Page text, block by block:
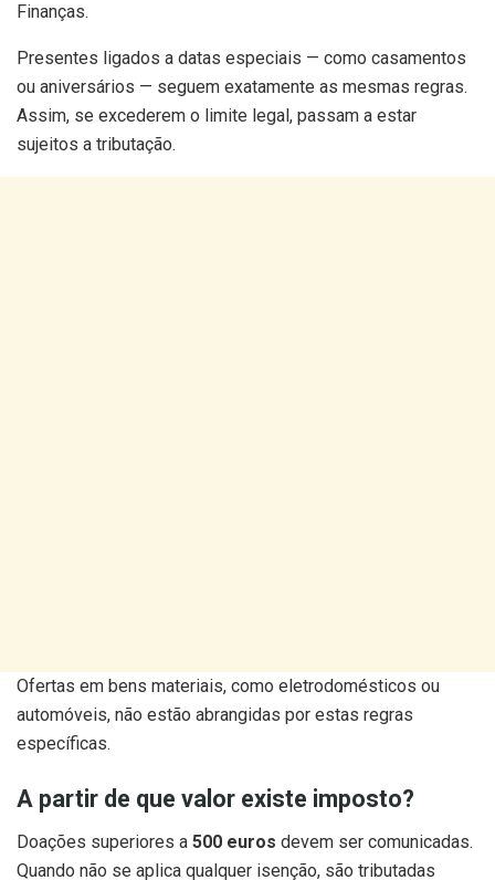
Finanças.
Presentes ligados a datas especiais — como casamentos
ou aniversários — seguem exatamente as mesmas regras.
Assim, se excederem o limite legal, passam a estar
sujeitos a tributação.
Ofertas em bens materiais, como eletrodomésticos ou
automóveis, não estão abrangidas por estas regras
específicas.
A partir de que valor existe imposto?
Doações superiores a 500 euros devem ser comunicadas.
Quando não se aplica qualquer isenção, são tributadas